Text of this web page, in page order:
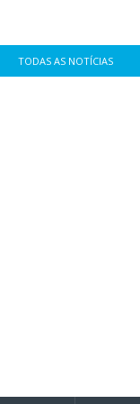
TODAS AS NOTÍCIAS